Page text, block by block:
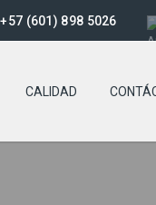
+57 (601) 898 5026
CALIDAD